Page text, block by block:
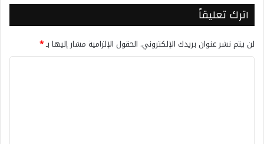
اترك تعليقاً
لن يتم نشر عنوان بريدك الإلكتروني. الحقول الإلزامية مشار إليها بـ*